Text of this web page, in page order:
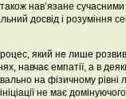
нав’язане сучасними
досвід і розуміння
який не лише
навчає емпатії, а в
на фізичному рівні
не має